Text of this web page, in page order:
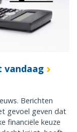
vandaag
Berichten
gevoel geven dat
financiële keuze